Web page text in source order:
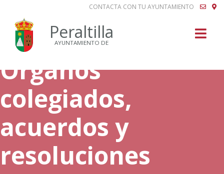
CONTACTA CON TU AYUNTAMIENTO
Peraltilla
AYUNTAMIENTO DE
Órganos
colegiados,
acuerdos y
resoluciones